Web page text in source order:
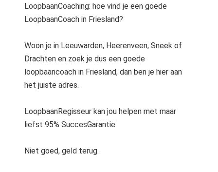
LoopbaanCoaching: hoe vind je een goede
LoopbaanCoach in Friesland?
Woon je in Leeuwarden, Heerenveen, Sneek of
Drachten en zoek je dus een goede
loopbaancoach in Friesland, dan ben je hier aan
het juiste adres.
LoopbaanRegisseur kan jou helpen met maar
liefst 95% SuccesGarantie.
Niet goed, geld terug.
gebruikt
te